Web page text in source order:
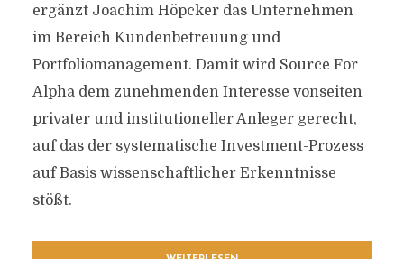
ergänzt Joachim Höpcker das Unternehmen
im Bereich Kundenbetreuung und
Portfoliomanagement. Damit wird Source For
Alpha dem zunehmenden Interesse vonseiten
privater und institutioneller Anleger gerecht,
auf das der systematische Investment-Prozess
auf Basis wissenschaftlicher Erkenntnisse
stößt.